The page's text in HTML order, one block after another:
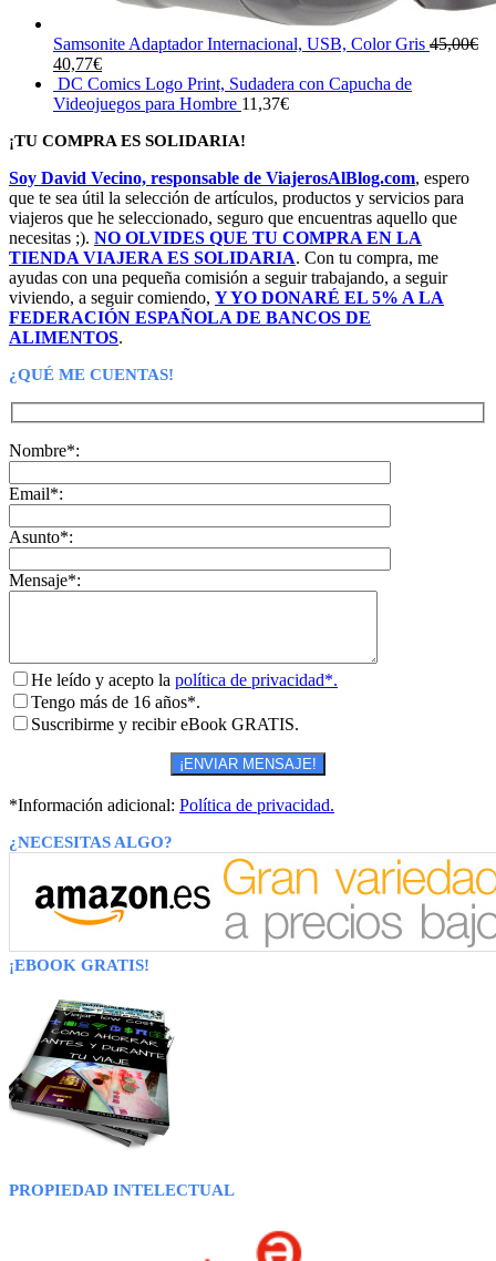
Samsonite Adaptador Internacional, USB, Color Gris 45,00€
El
precio
original
45,00€.
40,77€El
precio
actual
40,77€.
DC Comics Logo Print, Sudadera con Capucha de
Videojuegos para Hombre 11,37€
¡TU COMPRA ES SOLIDARIA!
Soy David Vecino, responsable de ViajerosAlBlog.com, espero
que te sea útil la selección de artículos, productos y servicios para
viajeros que he seleccionado, seguro que encuentras aquello que
necesitas ;). NO OLVIDES QUE TU COMPRA EN LA
TIENDA VIAJERA ES SOLIDARIA. Con tu compra, me
ayudas con una pequeña comisión a seguir trabajando, a seguir
viviendo, a seguir comiendo, Y YO DONARÉ EL 5% A LA
FEDERACIÓN ESPAÑOLA DE BANCOS DE
ALIMENTOS.
¿QUÉ ME CUENTAS!
Nombre*:
Email*:
Asunto*:
Mensaje*:
He leído y acepto la política de privacidad*.
Tengo más de 16 años*.
Suscribirme y recibir eBook GRATIS.
*Información adicional: Política de privacidad.
¿NECESITAS ALGO?
¡EBOOK GRATIS!
PROPIEDAD INTELECTUAL